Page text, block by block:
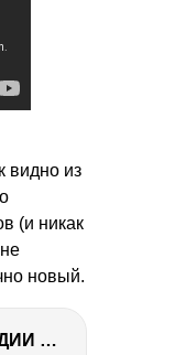
видно из
(и никак
новый.
КАК СНИМАТЬ В СТУДИИ СО ВСПЫШКАМИ